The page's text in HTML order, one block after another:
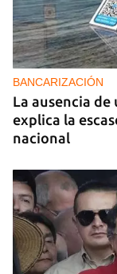
BANCARIZACIÓN
La ausencia
explica la
nacional